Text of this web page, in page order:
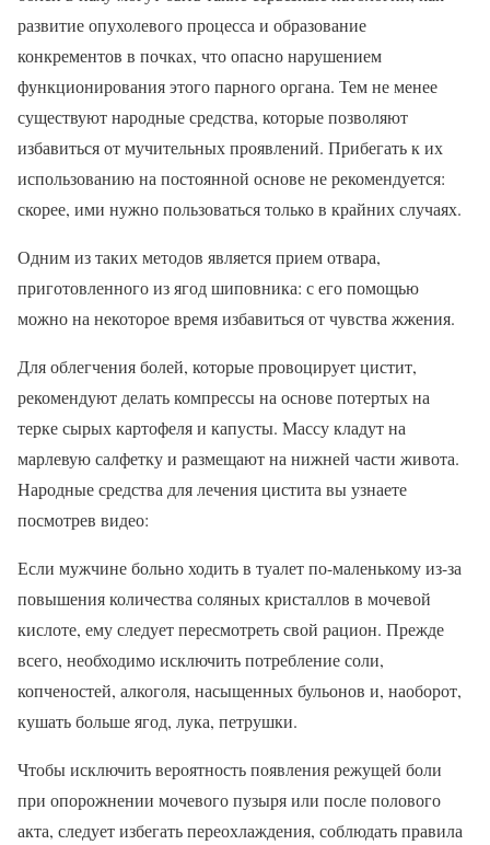
развитие опухолевого процесса и образование
конкрементов в почках, что опасно нарушением
функционирования этого парного органа. Тем не менее
существуют народные средства, которые позволяют
избавиться от мучительных проявлений. Прибегать к их
использованию на постоянной основе не рекомендуется:
скорее, ими нужно пользоваться только в крайних случаях.
Одним из таких методов является прием отвара,
приготовленного из ягод шиповника: с его помощью
можно на некоторое время избавиться от чувства жжения.
Для облегчения болей, которые провоцирует цистит,
рекомендуют делать компрессы на основе потертых на
терке сырых картофеля и капусты. Массу кладут на
марлевую салфетку и размещают на нижней части живота.
Народные средства для лечения цистита вы узнаете
посмотрев видео:
Если мужчине больно ходить в туалет по-маленькому из-за
повышения количества соляных кристаллов в мочевой
кислоте, ему следует пересмотреть свой рацион. Прежде
всего, необходимо исключить потребление соли,
копченостей, алкоголя, насыщенных бульонов и, наоборот,
кушать больше ягод, лука, петрушки.
Чтобы исключить вероятность появления режущей боли
при опорожнении мочевого пузыря или после полового
акта, следует избегать переохлаждения, соблюдать правила